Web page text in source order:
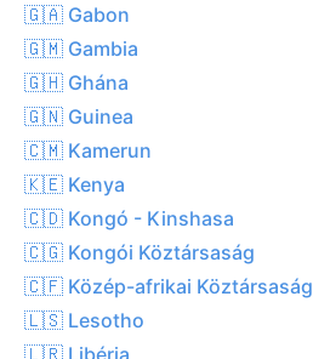
🇬🇦 Gabon
🇬🇲 Gambia
🇬🇭 Ghána
🇬🇳 Guinea
🇨🇲 Kamerun
🇰🇪 Kenya
🇨🇩 Kongó - Kinshasa
🇨🇬 Kongói Köztársaság
🇨🇫 Közép-afrikai Köztársaság
🇱🇸 Lesotho
🇱🇷 Libéria